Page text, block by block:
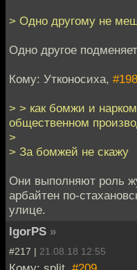
> Одно другому не
Одно другое
Кому: Утконосиха, #198
> > как бомжи и
общественном
>
> За бомжей не скажу
Они выполняют роль
арбайтен по-
улице.
IgorPS »
#217 | 21.08.18 12:55